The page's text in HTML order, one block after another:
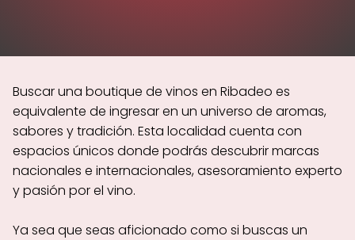
Buscar una boutique de vinos en Ribadeo es
equivalente de ingresar en un universo de aromas,
sabores y tradición. Esta localidad cuenta con
espacios únicos donde podrás descubrir marcas
nacionales e internacionales, asesoramiento experto
y pasión por el vino.
Ya sea que seas aficionado como si buscas un